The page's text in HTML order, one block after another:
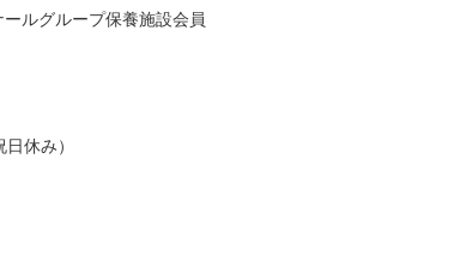
ルグループ保養施設会員
休み）